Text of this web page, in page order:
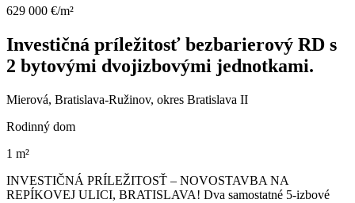
629 000 €/m²
Investičná príležitosť bezbarierový RD s
2 bytovými dvojizbovými jednotkami.
Mierová, Bratislava-Ružinov, okres Bratislava II
Rodinný dom
1 m²
INVESTIČNÁ PRÍLEŽITOSŤ – NOVOSTAVBA NA
REPÍKOVEJ ULICI, BRATISLAVA! Dva samostatné 5-izbové